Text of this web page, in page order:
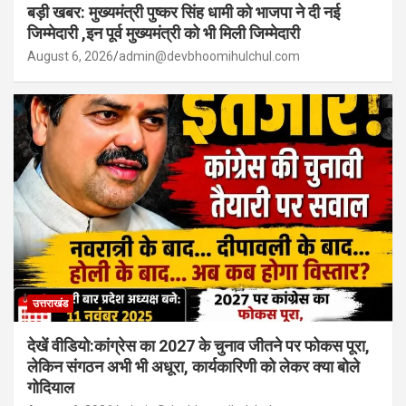
बड़ी खबर: मुख्यमंत्री पुष्कर सिंह धामी को भाजपा ने दी नई
जिम्मेदारी ,इन पूर्व मुख्यमंत्री को भी मिली जिम्मेदारी
August 6, 2026 admin@devbhoomihulchul.com
उत्तराखंड
देखें वीडियो:कांग्रेस का 2027 के चुनाव जीतने पर फोकस पूरा,
लेकिन संगठन अभी भी अधूरा, कार्यकारिणी को लेकर क्या बोले
गोदियाल